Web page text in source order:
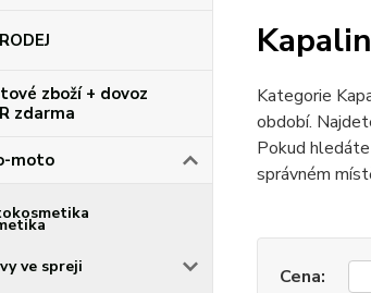
zboží + dovoz
zdarma
moto
ve spreji
Kategorie
období.
Pokud
správném
Cena: